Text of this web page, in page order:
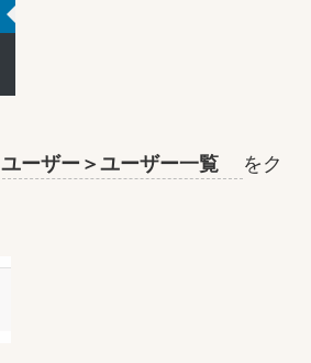
ユーザー＞ユーザー一覧
をク